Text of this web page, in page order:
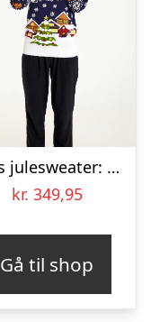
Årets julesweater: Santa Claus Is Coming To Town – dame / kvinder. Ugly Christmas Sweater lavet i Danmark
kr. 349,95
Gå til shop